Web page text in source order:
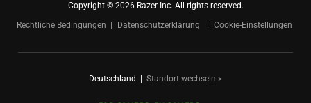
Copyright © 2026 Razer Inc. All rights reserved.
Rechtliche Bedingungen
Datenschutzerklärung Cookie-Einstellungen
Deutschland Standort wechseln >